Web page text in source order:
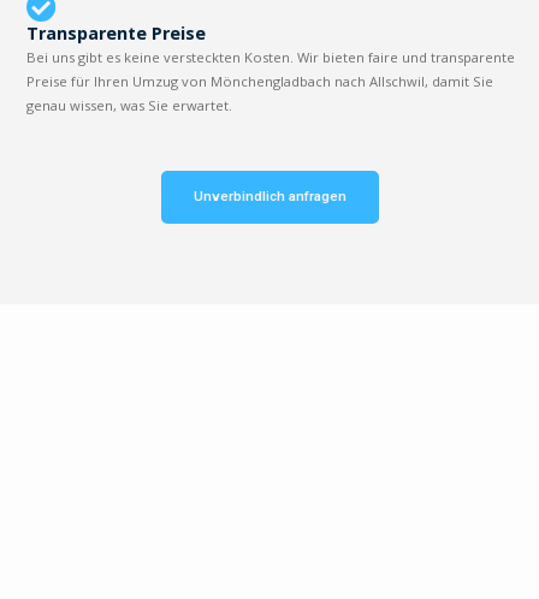
Transparente Preise
Bei uns gibt es keine versteckten Kosten. Wir bieten faire und transparente
Preise für Ihren Umzug von Mönchengladbach nach Allschwil, damit Sie
genau wissen, was Sie erwartet.
Unverbindlich anfragen